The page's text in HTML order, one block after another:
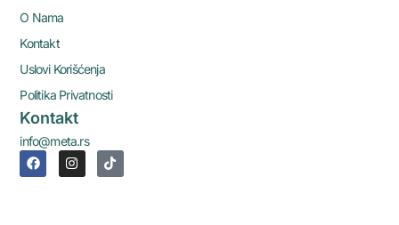
O Nama
Kontakt
Uslovi Korišćenja
Politika Privatnosti
Kontakt
info@meta.rs